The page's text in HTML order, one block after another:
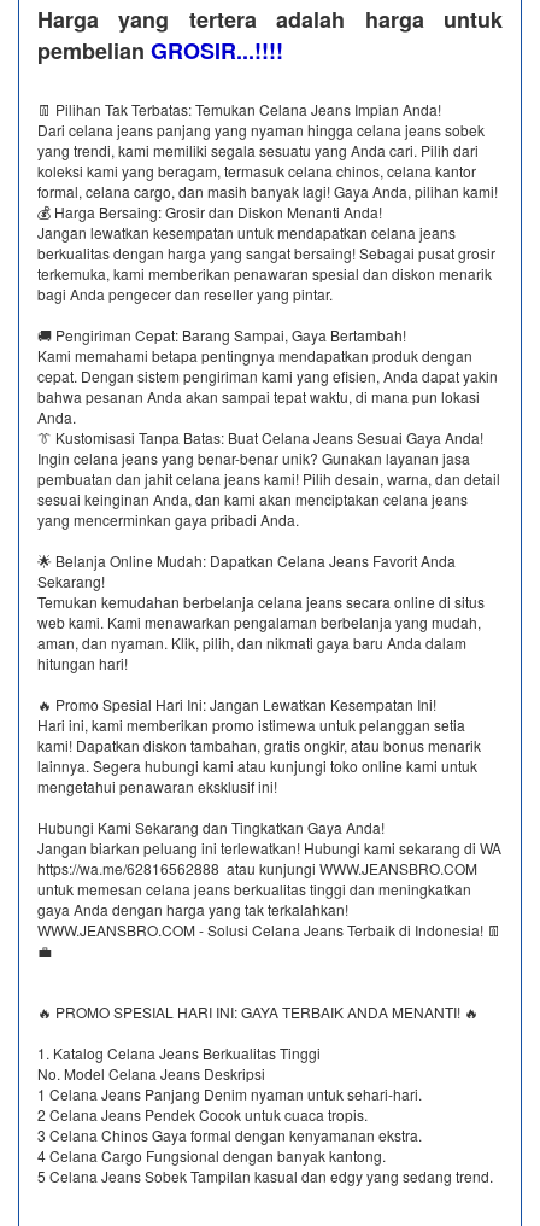
Harga yang tertera adalah harga untuk
pembelian GROSIR...!!!!
👖 Pilihan Tak Terbatas: Temukan Celana Jeans Impian Anda!
Dari celana jeans panjang yang nyaman hingga celana jeans sobek
yang trendi, kami memiliki segala sesuatu yang Anda cari. Pilih dari
koleksi kami yang beragam, termasuk celana chinos, celana kantor
formal, celana cargo, dan masih banyak lagi! Gaya Anda, pilihan kami!
💰 Harga Bersaing: Grosir dan Diskon Menanti Anda!
Jangan lewatkan kesempatan untuk mendapatkan celana jeans
berkualitas dengan harga yang sangat bersaing! Sebagai pusat grosir
terkemuka, kami memberikan penawaran spesial dan diskon menarik
bagi Anda pengecer dan reseller yang pintar.
🚚 Pengiriman Cepat: Barang Sampai, Gaya Bertambah!
Kami memahami betapa pentingnya mendapatkan produk dengan
cepat. Dengan sistem pengiriman kami yang efisien, Anda dapat yakin
bahwa pesanan Anda akan sampai tepat waktu, di mana pun lokasi
Anda.
👔 Kustomisasi Tanpa Batas: Buat Celana Jeans Sesuai Gaya Anda!
Ingin celana jeans yang benar-benar unik? Gunakan layanan jasa
pembuatan dan jahit celana jeans kami! Pilih desain, warna, dan detail
sesuai keinginan Anda, dan kami akan menciptakan celana jeans
yang mencerminkan gaya pribadi Anda.
🌟 Belanja Online Mudah: Dapatkan Celana Jeans Favorit Anda
Sekarang!
Temukan kemudahan berbelanja celana jeans secara online di situs
web kami. Kami menawarkan pengalaman berbelanja yang mudah,
aman, dan nyaman. Klik, pilih, dan nikmati gaya baru Anda dalam
hitungan hari!
🔥 Promo Spesial Hari Ini: Jangan Lewatkan Kesempatan Ini!
Hari ini, kami memberikan promo istimewa untuk pelanggan setia
kami! Dapatkan diskon tambahan, gratis ongkir, atau bonus menarik
lainnya. Segera hubungi kami atau kunjungi toko online kami untuk
mengetahui penawaran eksklusif ini!
Hubungi Kami Sekarang dan Tingkatkan Gaya Anda!
Jangan biarkan peluang ini terlewatkan! Hubungi kami sekarang di WA
https://wa.me/62816562888​ atau kunjungi WWW.JEANSBRO.COM
untuk memesan celana jeans berkualitas tinggi dan meningkatkan
gaya Anda dengan harga yang tak terkalahkan!
WWW.JEANSBRO.COM - Solusi Celana Jeans Terbaik di Indonesia! 👖
💼
🔥 PROMO SPESIAL HARI INI: GAYA TERBAIK ANDA MENANTI! 🔥
1. Katalog Celana Jeans Berkualitas Tinggi
No. Model Celana Jeans Deskripsi
1 Celana Jeans Panjang Denim nyaman untuk sehari-hari.
2 Celana Jeans Pendek Cocok untuk cuaca tropis.
3 Celana Chinos Gaya formal dengan kenyamanan ekstra.
4 Celana Cargo Fungsional dengan banyak kantong.
5 Celana Jeans Sobek Tampilan kasual dan edgy yang sedang trend.